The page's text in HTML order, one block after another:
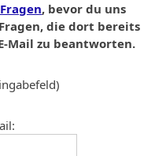
, bevor du uns
die dort bereits
Mail zu beantworten.